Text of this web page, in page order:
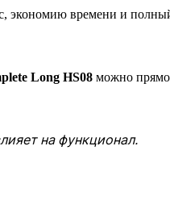
экономию времени и
Long HS08 можно
на функционал.